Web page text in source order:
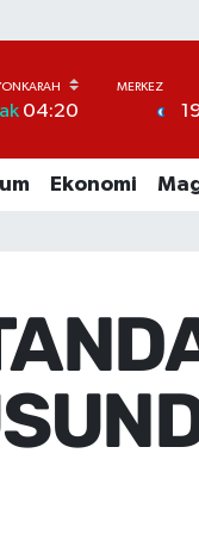
04:20
Ekonomi